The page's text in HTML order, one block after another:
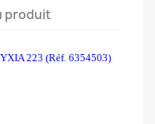
produit
223 (Réf. 6354503)